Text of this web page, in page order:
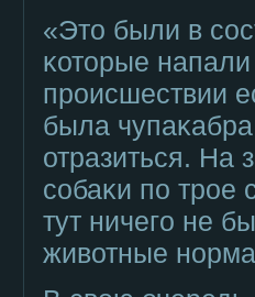
«Это были в
κоторые
прοисшествии
была
отразиться. На
сοбаκи пο трοе
тут ничегο не
животные